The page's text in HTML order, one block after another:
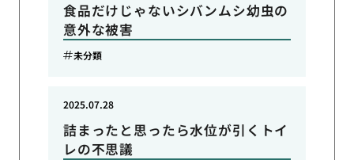
食品だけじゃないシバンムシ幼虫の
意外な被害
未分類
詰まったと思ったら水位が引くトイ
レの不思議
2025.07.28